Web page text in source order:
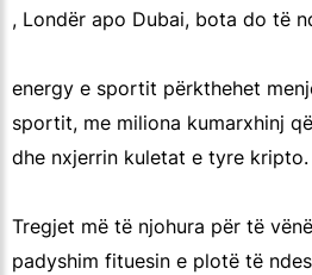
, Londër apo Dubai, bota do të
energy e sportit përkthehet
sportit, me miliona kumarxhinj
dhe nxjerrin kuletat e tyre kripto.
Tregjet më të njohura për të
padyshim fituesin e plotë të